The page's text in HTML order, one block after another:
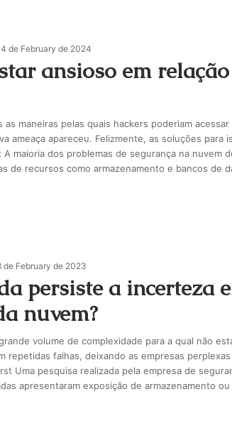
de February de 2024
ansioso em
as maneiras pelas quais hackers poderiam
ameaça apareceu. Felizmente, as soluções para
maioria dos problemas de segurança na nuvem
de recursos como armazenamento e bancos de
de February de 2023
persiste a incerteza
nuvem?
volume de complexidade para a qual não
repetidas falhas, deixando as empresas
Uma pesquisa realizada pela empresa de
apresentaram exposição de armazenamento